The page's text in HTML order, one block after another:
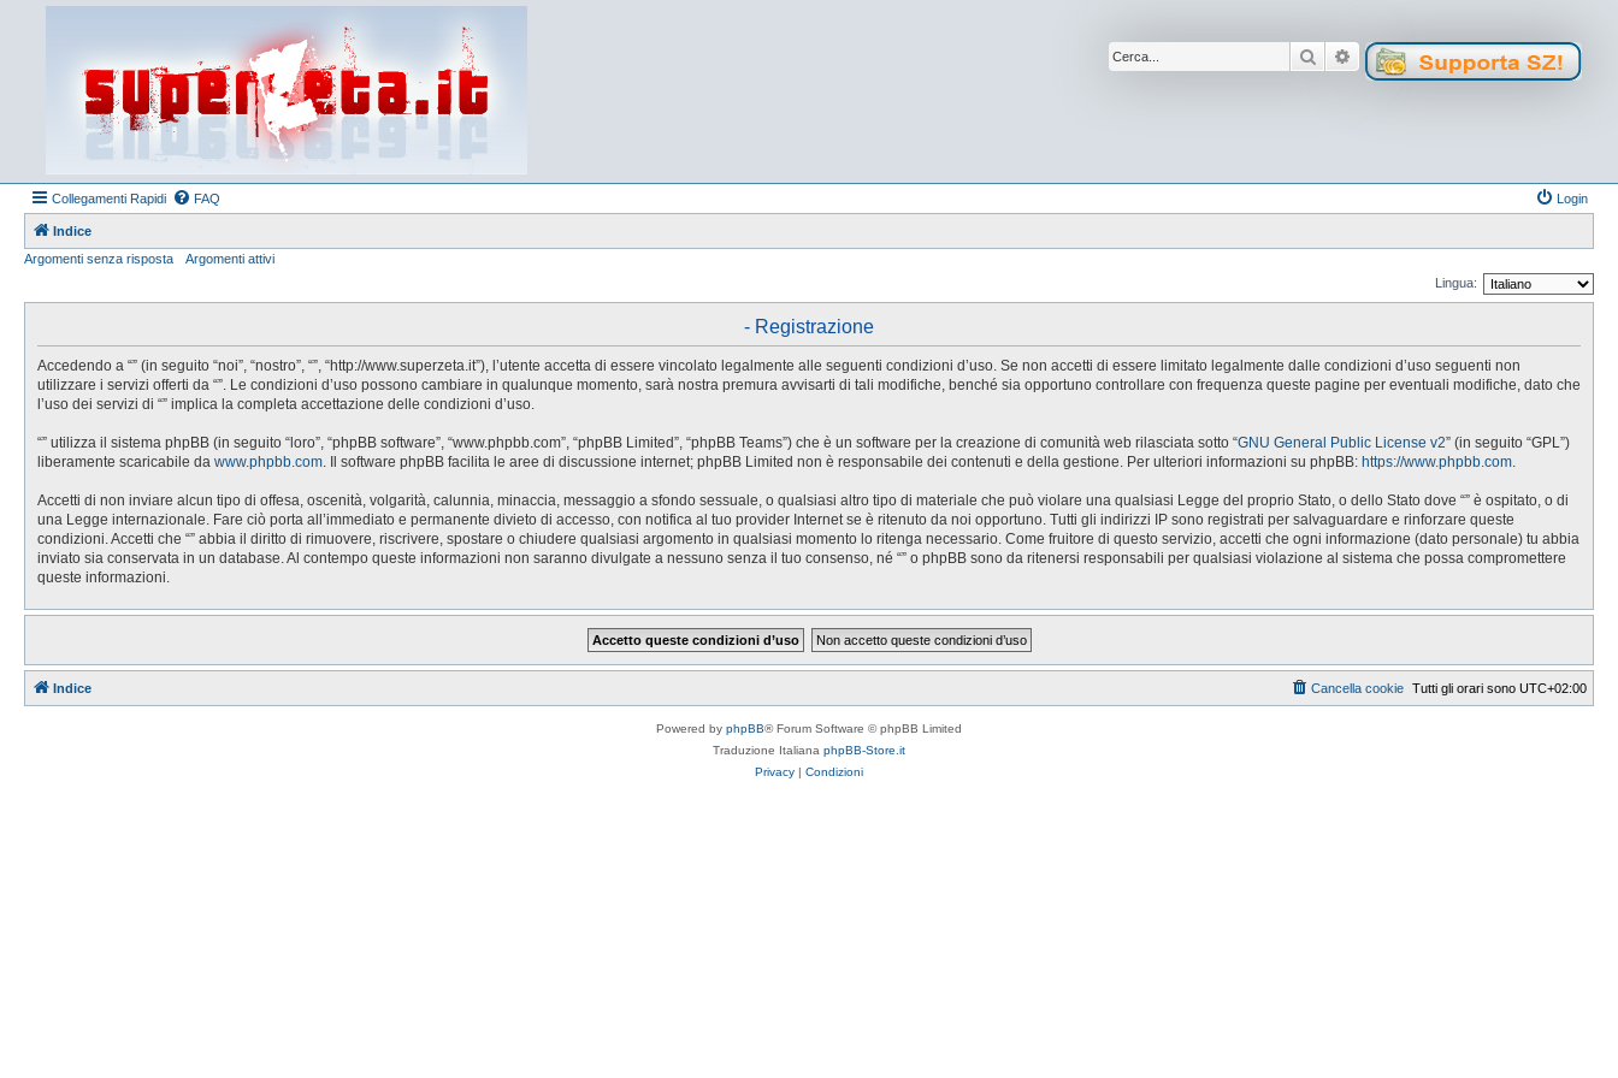
Cerca Ricerca avanzata
Collegamenti Rapidi FAQ Login
Indice
Argomenti senza risposta
Argomenti attivi
Lingua:
- Registrazione
Accedendo a “” (in seguito “noi”, “nostro”, “”, “http://www.superzeta.it”), l’utente accetta di essere vincolato legalmente alle seguenti condizioni d’uso. Se non accetti di essere limitato legalmente dalle condizioni d’uso seguenti non
utilizzare i servizi offerti da “”. Le condizioni d’uso possono cambiare in qualunque momento, sarà nostra premura avvisarti di tali modifiche, benché sia opportuno controllare con frequenza queste pagine per eventuali modifiche, dato che
l’uso dei servizi di “” implica la completa accettazione delle condizioni d’uso.
“” utilizza il sistema phpBB (in seguito “loro”, “phpBB software”, “www.phpbb.com”, “phpBB Limited”, “phpBB Teams”) che è un software per la creazione di comunità web rilasciata sotto “GNU General Public License v2” (in seguito “GPL”)
liberamente scaricabile da www.phpbb.com . Il software phpBB facilita le aree di discussione internet; phpBB Limited non è responsabile dei contenuti e della gestione. Per ulteriori informazioni su phpBB: https://www.phpbb.com
Accetti di non inviare alcun tipo di offesa, oscenità, volgarità, calunnia, minaccia, messaggio a sfondo sessuale, o qualsiasi altro tipo di materiale che può violare una qualsiasi Legge del proprio Stato, o dello Stato dove “” è ospitato, o di
una Legge internazionale. Fare ciò porta all’immediato e permanente divieto di accesso, con notifica al tuo provider Internet se è ritenuto da noi opportuno. Tutti gli indirizzi IP sono registrati per salvaguardare e rinforzare queste
condizioni. Accetti che “” abbia il diritto di rimuovere, riscrivere, spostare o chiudere qualsiasi argomento in qualsiasi momento lo ritenga necessario. Come fruitore di questo servizio, accetti che ogni informazione (dato personale) tu abbia
inviato sia conservata in un database. Al contempo queste informazioni non saranno divulgate a nessuno senza il tuo consenso, né “” o phpBB sono da ritenersi responsabili per qualsiasi violazione al sistema che possa compromettere
queste informazioni.
Indice Tutti gli orari sono UTC+02:00
Cancella cookie
Powered by phpBB® Forum Software © phpBB Limited
Traduzione Italiana phpBB-Store.it
Privacy | Condizioni